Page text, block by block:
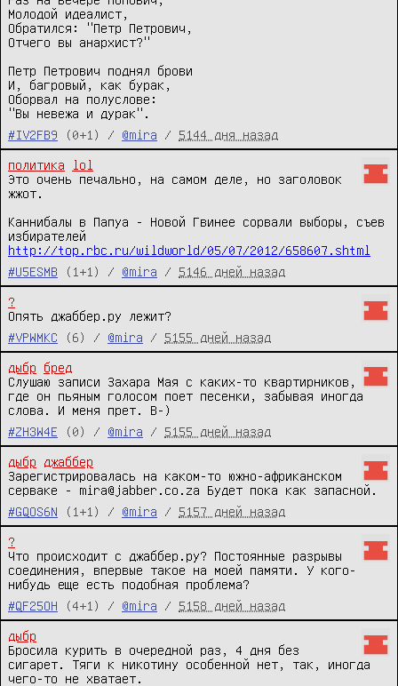
Молодой идеалист,
Обратился: "Петр Петрович,
Отчего вы анархист?"
Петр Петрович поднял брови
И, багровый, как бурак,
Оборвал на полуслове:
"Вы невежа и дурак".
#IV2FB9
(0+1) / @mira / 5144 дня назад
политика
lol
Это очень печально, на самом деле, но заголовок
жжот.
Каннибалы в Папуа - Новой Гвинее сорвали выборы, съев
http://top.rbc.ru/wildworld/05/07/2012/658607.shtml
#U5ESMB
(1+1) / @mira / 5146 дней назад
?
Опять джаббер.ру лежит?
#VPWMKC
(6) / @mira / 5155 дней назад
дыбр
бред
Слушаю записи Захара Мая с каких-то квартирников,
где он пьяным голосом поет песенки, забывая иногда
слова. И меня прет. B-)
#ZH3W4E
(0) / @mira / 5155 дней назад
дыбр
джаббер
Зарегистрировалась на каком-то южно-африканском
серваке - mira@jabber.co.za Будет пока как запасной.
#GQOS6N
(1+1) / @mira / 5157 дней назад
?
Что происходит с джаббер.ру? Постоянные разрывы
соединения, впервые такое на моей памяти. У кого-
нибудь еще есть подобная проблема?
#QF25OH
(4+1) / @mira / 5158 дней назад
дыбр
Бросила курить в очередной раз, 4 дня без
сигарет. Тяги к никотину особенной нет, так, иногда
чего-то не хватает.